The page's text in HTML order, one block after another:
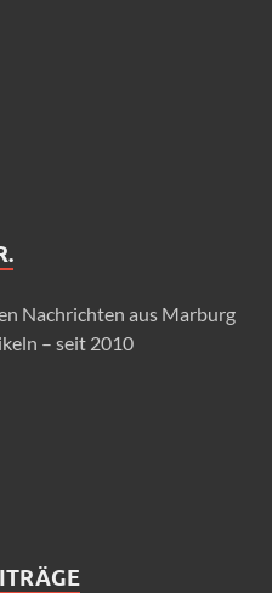
Nachrichten aus Marburg
– seit 2010